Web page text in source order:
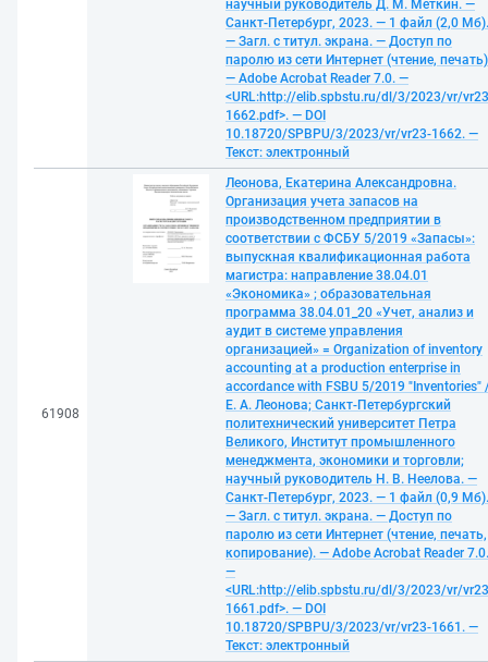
научный руководитель Д. М. Меткин. —
Санкт-Петербург, 2023. — 1 файл (2,0 Мб).
— Загл. с титул. экрана. — Доступ по
паролю из сети Интернет (чтение,
— Adobe Acrobat Reader 7.0. —
<URL:http://elib.spbstu.ru/dl/3/2023/vr/
1662.pdf>. — DOI
10.18720/SPBPU/3/2023/vr/vr23-1662. —
Текст: электронный
61908
Леонова, Екатерина Александровна.
Организация учета запасов на
производственном предприятии в
соответствии с ФСБУ 5/2019 «Запасы»:
выпускная квалификационная работа
магистра: направление 38.04.01
«Экономика» ; образовательная
программа 38.04.01_20 «Учет, анализ и
аудит в системе управления
организацией» = Organization of inventory
accounting at a production enterprise in
accordance with FSBU 5/2019 "Inventories"
Е. А. Леонова; Санкт-Петербургский
политехнический университет Петра
Великого, Институт промышленного
менеджмента, экономики и торговли;
научный руководитель Н. В. Неелова. —
Санкт-Петербург, 2023. — 1 файл (0,9 Мб).
— Загл. с титул. экрана. — Доступ по
паролю из сети Интернет (чтение, печать,
копирование). — Adobe Acrobat Reader 7.0.
—
<URL:http://elib.spbstu.ru/dl/3/2023/vr/
1661.pdf>. — DOI
10.18720/SPBPU/3/2023/vr/vr23-1661. —
Текст: электронный